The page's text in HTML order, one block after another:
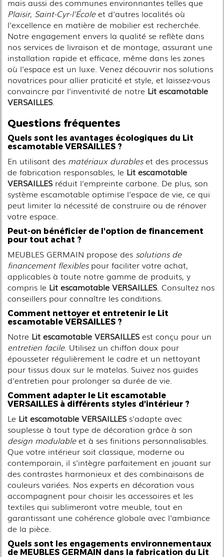
Plaisir, Saint-Cyr-l'Écoleet d'autres localités où
l'excellence en matière de mobilier est recherchée.
Notre engagement envers la qualité se reflète dans
nos services de livraison et de montage, assurant une
installation rapide et efficace, même dans les zones
où l'espace est un luxe. Venez découvrir nos solutions
novatrices pour allier praticité et style, et laissez-vous
convaincre par l'inventivité de notre Lit escamotable
VERSAILLES
Questions fréquentes
Quels sont les avantages écologiques du Lit
escamotable VERSAILLES ?
En utilisant des matériaux durableset des processus
de fabrication responsables, le Lit escamotable
VERSAILLES réduit l'empreinte carbone. De plus, son
système escamotable optimise l'espace de vie, ce qui
peut limiter la nécessité de construire ou de rénover
votre espace.
Peut-on bénéficier de l'option de financement
pour tout achat ?
MEUBLES GERMAIN propose des solutions de
financement flexiblespour faciliter votre achat,
applicables à toute notre gamme de produits, y
compris le Lit escamotable VERSAILLES . Consultez nos
conseillers pour connaître les conditions.
Comment nettoyer et entretenir le Lit
escamotable VERSAILLES ?
Notre Lit escamotable VERSAILLES est conçu pour un
entretien facile. Utilisez un chiffon doux pour
épousseter régulièrement le cadre et un nettoyant
pour tissus doux sur le matelas. Suivez nos guides
d'entretien pour prolonger sa durée de vie.
Comment adapter le Lit escamotable
VERSAILLES à différents styles d'intérieur ?
Le Lit escamotable VERSAILLES s'adapte avec
souplesse à tout type de décoration grâce à son
design modulableet à ses finitions personnalisables.
Que votre intérieur soit classique, moderne ou
contemporain, il s'intègre parfaitement en jouant sur
des contrastes harmonieux et des combinaisons de
couleurs variées. Nos experts en décoration vous
accompagnent pour choisir les accessoires et les
textiles qui sublimeront votre meuble, tout en
garantissant une cohérence globale avec l'ambiance
de la pièce.
Quels sont les engagements environnementaux
de MEUBLES GERMAIN dans la fabrication du Lit